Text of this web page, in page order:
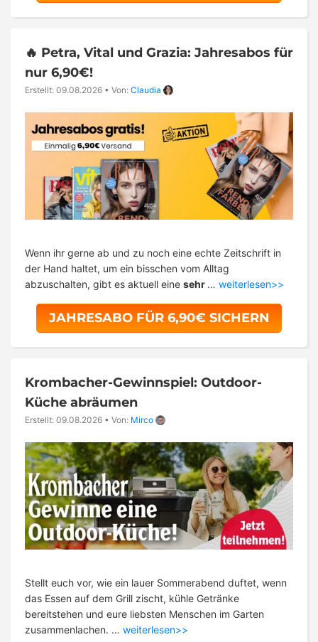
🔥 Petra, Vital und Grazia: Jahresabos für
nur 6,90€!
Erstellt: 09.08.2026 • Von: Claudia
Wenn ihr gerne ab und zu noch eine echte Zeitschrift in
der Hand haltet, um ein bisschen vom Alltag
abzuschalten, gibt es aktuell eine sehr … weiterlesen>>
JAHRESABO FÜR 6,90€ SICHERN
Krombacher-Gewinnspiel: Outdoor-
Küche abräumen
Erstellt: 09.08.2026 • Von: Mirco
Stellt euch vor, wie ein lauer Sommerabend duftet, wenn
das Essen auf dem Grill zischt, kühle Getränke
bereitstehen und eure liebsten Menschen im Garten
zusammenlachen. … weiterlesen>>